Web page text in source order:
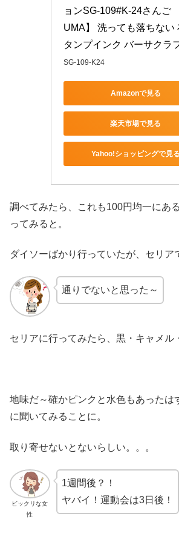
ョンSG-109#K-24さんご
UMA】 洗っても落ちない
タンプインク バーサクラ
SG-109-K24
Amazonで見る
楽天市場で見る
Yahoo!ショッピングで見る
調べてみたら、これも100円均一にあ
ってみると。
ダイソーばかり行っていたが、セリア
通りでないと思った～
セリアに行ってみたら、黒・キャメル
地味だ～確かピンクと水色もあったは
に聞いてみることに。
取り寄せないとないらしい。。。
ビックリな女
性
1週間後？！
ヤバイ！運動会は3日後！